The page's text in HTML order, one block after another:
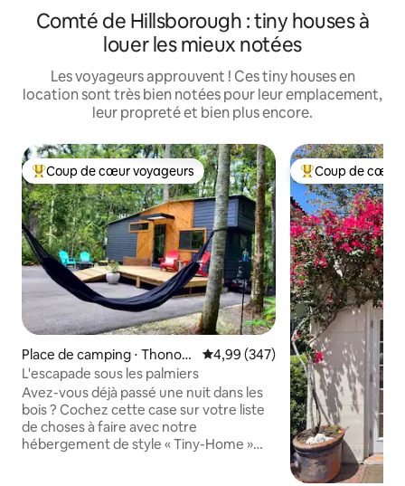
Comté de Hillsborough : tiny houses à
louer les mieux notées
Les voyageurs approuvent ! Ces tiny houses en
location sont très bien notées pour leur emplacement,
leur propreté et bien plus encore.
Coups de cœur voyageurs les plus appréciés
Coup de cœur voyageurs
Place de camping ⋅ Thonoto
sassa
Évaluation moyenne sur la
4,99 (347)
L'escapade sous les palmiers
Avez-vous déjà passé une nuit dans les
bois ? Cochez cette case sur votre liste
de choses à faire avec notre
hébergement de style « Tiny-Home »
Coups de cœur
Coup de cœur